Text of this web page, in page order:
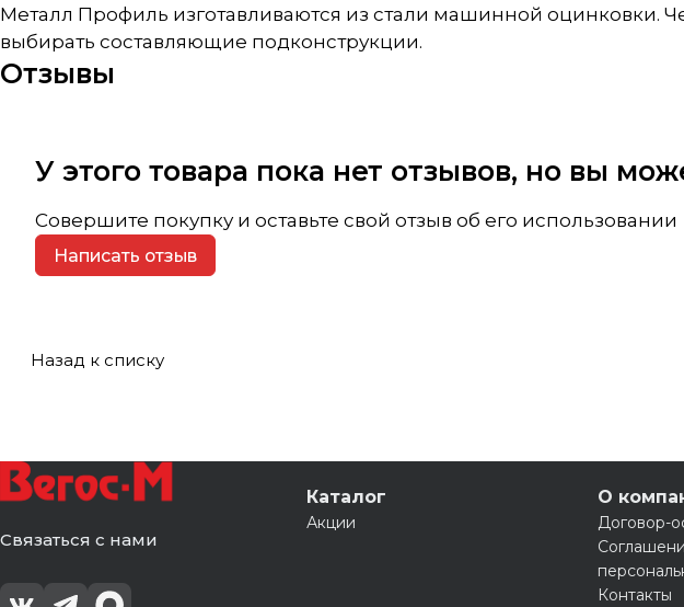
Металл Профиль изготавливаются из стали машинной оцинковки.
выбирать составляющие подконструкции.
Отзывы
У этого товара пока нет отзывов, но вы
Совершите покупку и оставьте свой отзыв об его использовании
Написать отзыв
Назад к списку
Связаться с нами
Каталог
Акции
О
Договор-
Контакты